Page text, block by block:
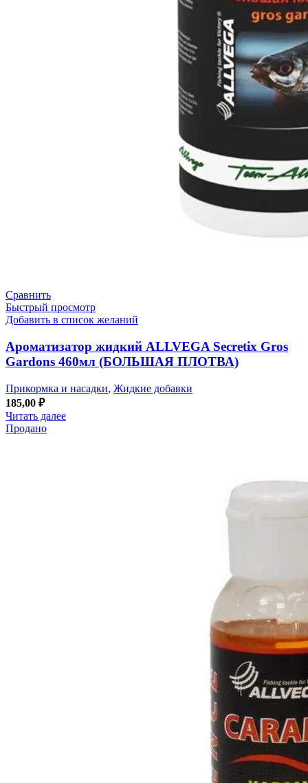
Сравнить
Быстрый просмотр
Добавить в список желаний
Ароматизатор жидкий ALLVEGA Secretix Gros
Gardons 460мл (БОЛЬШАЯ ПЛОТВА)
Прикормка и насадки, Жидкие добавки
185,00 ₽
Читать далее
Продано